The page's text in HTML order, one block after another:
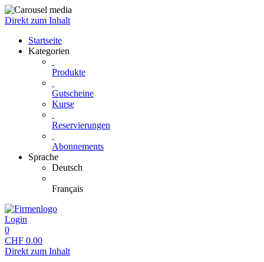
Direkt zum Inhalt
Startseite
Kategorien
Produkte
Gutscheine
Kurse
Reservierungen
Abonnements
Sprache
Deutsch
Français
Login
0
CHF 0.00
Direkt zum Inhalt